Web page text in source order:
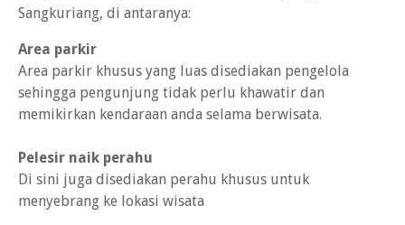
Sangkuriang, di antaranya:
Area parkir
Area parkir khusus yang luas disediakan pengelola
sehingga pengunjung tidak perlu khawatir dan
memikirkan kendaraan anda selama berwisata.
Pelesir naik perahu
Di sini juga disediakan perahu khusus untuk
menyebrang ke lokasi wisata